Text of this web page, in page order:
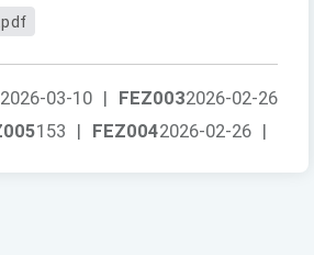
FEZ0032026-02-26
2026-03-10 |
FEZ0042026-02-26 |
153 |